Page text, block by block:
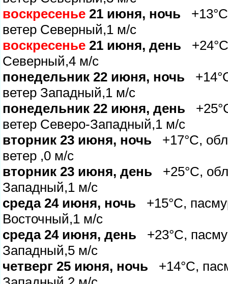
оскресенье 21 июня, ночь
етер Северный,1 м/с
оскресенье 21 июня, день
Северный,4 м/с
понедельник 22 июня, ночь
етер Западный,1 м/с
понедельник 22 июня, день
етер Северо-Западный,1 м/с
торник 23 июня, ночь +17°C,
етер ,0 м/с
торник 23 июня, день +25°C,
Западный,1 м/с
среда 24 июня, ночь +15°C,
осточный,1 м/с
среда 24 июня, день +23°C,
Западный,5 м/с
четверг 25 июня, ночь +14°C,